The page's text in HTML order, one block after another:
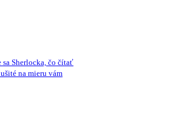
sa Sherlocka, čo čítať
na mieru vám